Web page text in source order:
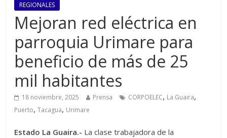
REGIONALES
Mejoran red eléctrica en
parroquia Urimare para
beneficio de más de 25
mil habitantes
18 noviembre, 2025 Prensa CORPOELEC, La Guaira,
Puerto,Tacagua, Urimare
Estado La Guaira.- La clase trabajadora de la